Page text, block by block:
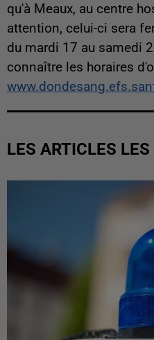
qu'à Meaux, au centre
attention, celui-ci sera
du mardi 17 au samedi
connaître les horaires
LES ARTICLES